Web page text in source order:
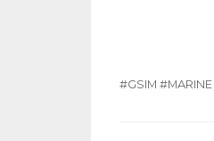
#GSIM #MARINE